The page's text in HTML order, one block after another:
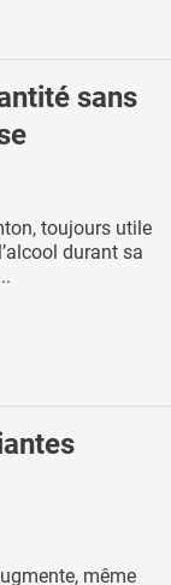
sans
toujours utile
durant sa
même